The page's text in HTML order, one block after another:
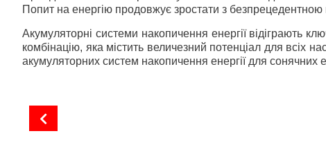
Попит на енергію продовжує зростати з
Акумуляторні системи накопичення енергії відіграють
комбінацію, яка містить величезний потенціал для всіх
акумуляторних систем накопичення енергії для сонячних